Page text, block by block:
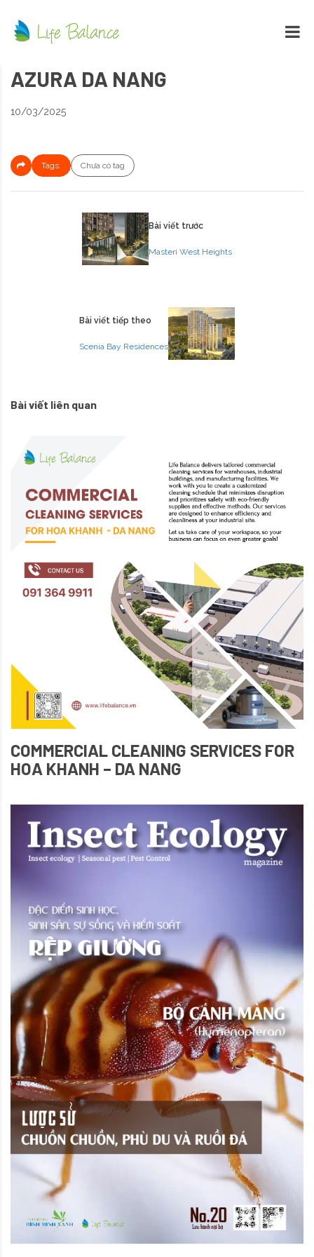
AZURA DA NANG
10/03/2025
Tags: Chưa có tag
Bài viết trước
Masteri West Heights
Bài viết tiếp theo
Scenia Bay Residences
Bài viết liên quan
COMMERCIAL CLEANING SERVICES FOR
HOA KHANH – DA NANG